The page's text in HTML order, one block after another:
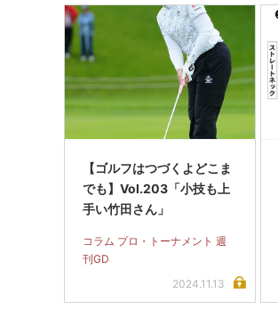
【ゴルフはつづくよどこま
でも】Vol.203「小技も上
手い竹田さん」
コラム プロ・トーナメント 週
刊GD
2024.11.13